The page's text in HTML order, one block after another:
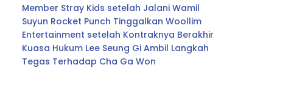
Member Stray Kids setelah Jalani Wamil
Suyun Rocket Punch Tinggalkan Woollim
Entertainment setelah Kontraknya Berakhir
Kuasa Hukum Lee Seung Gi Ambil Langkah
Tegas Terhadap Cha Ga Won